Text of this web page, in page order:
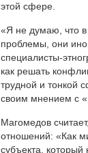
этой сфере.
«Я не думаю, что в
проблемы, они
специалисты-
как решать
трудной и тонкой
своим мнением с
Магомедов
отношений: «Как
субъекта, который